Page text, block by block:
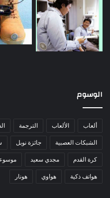
الوسوم
ألعاب الألعاب الترجمة
الشبكات العصبية جائزة نوبل
كرة القدم مجدي سعيد
هواتف ذكية هواوي هونار